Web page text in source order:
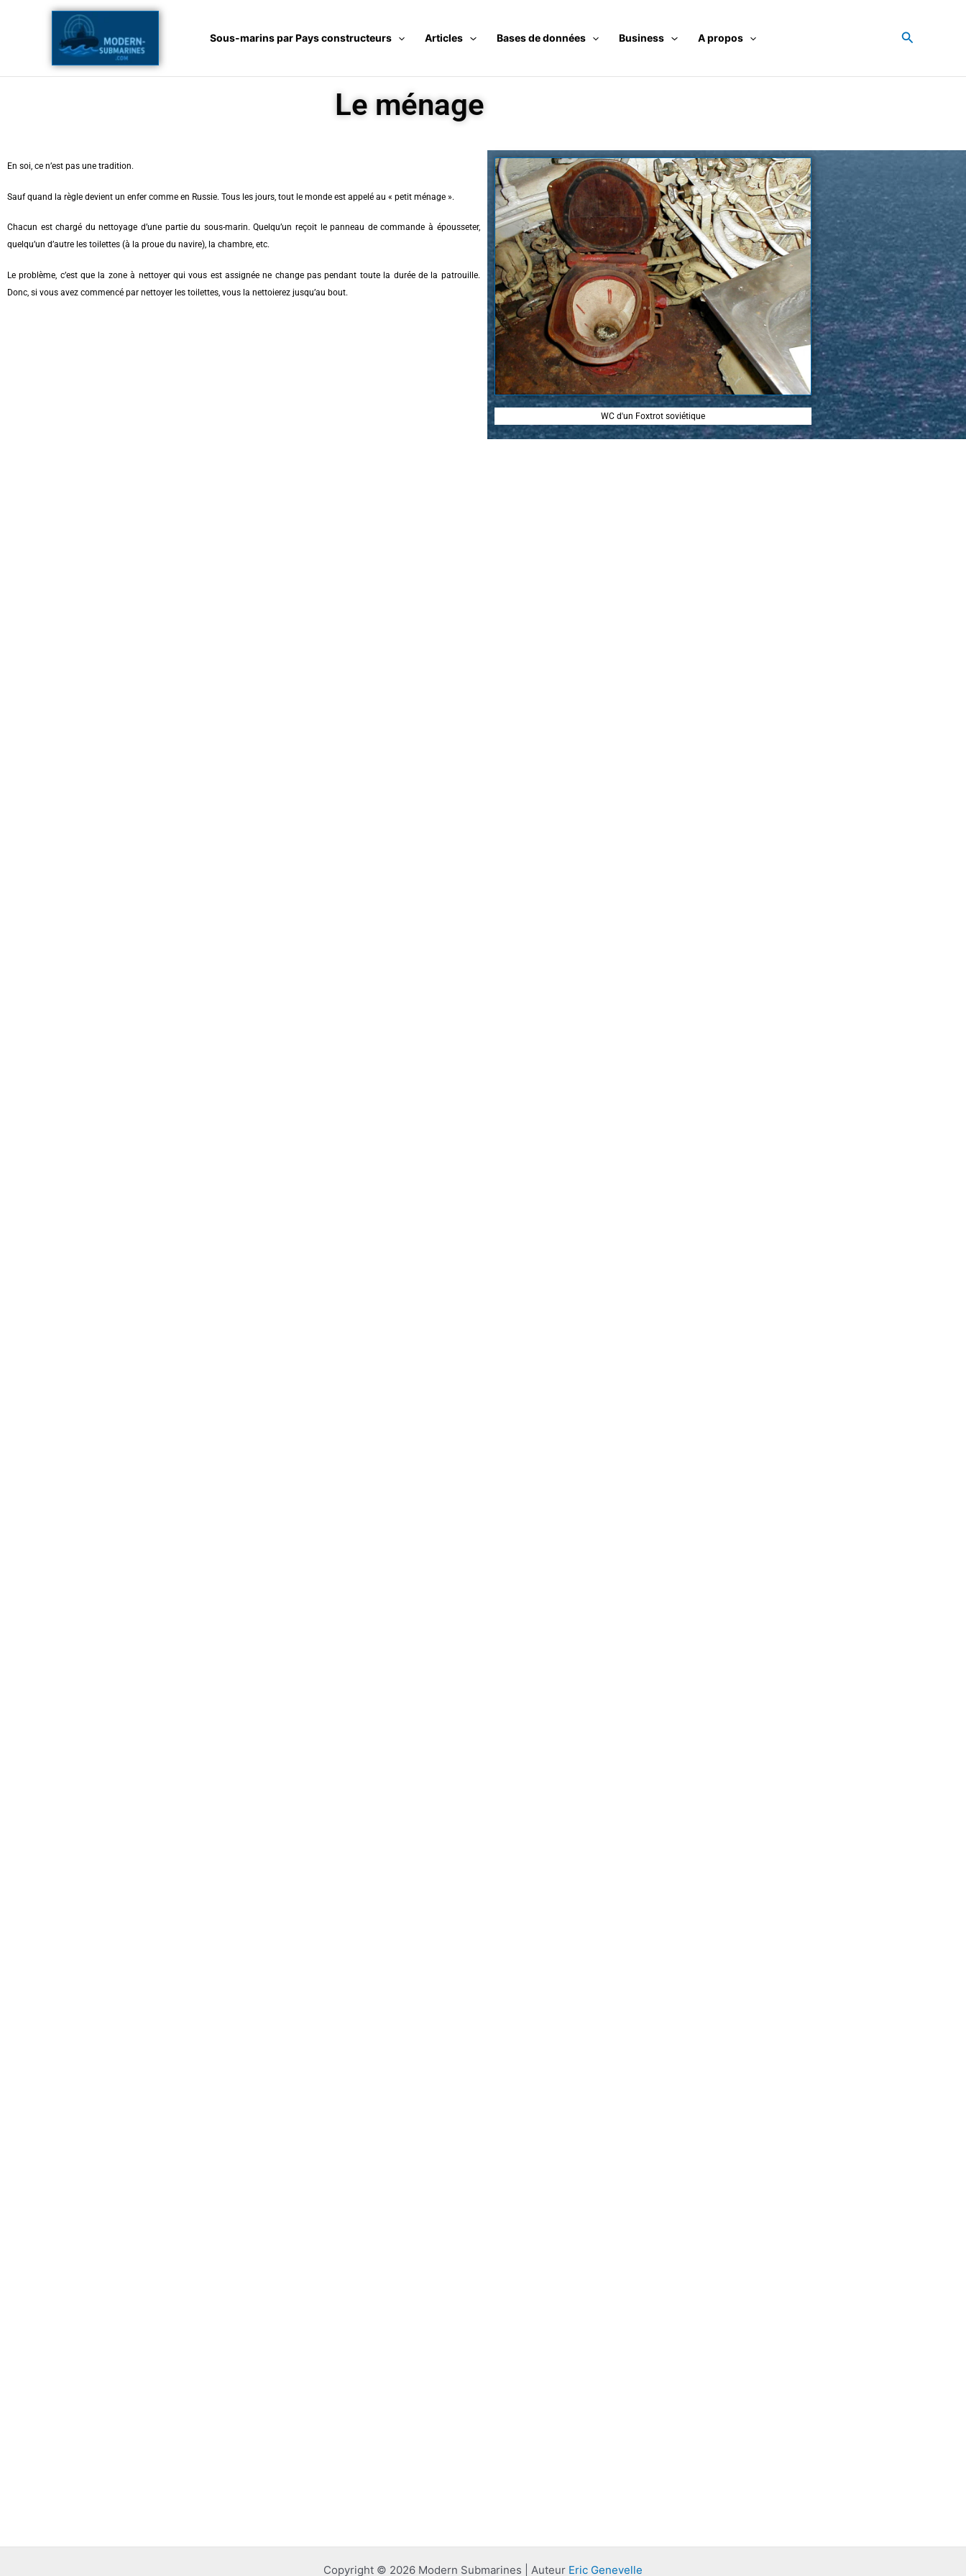
Sous-marins par Pays constructeurs Articles Bases de données Business A propos
Le ménage
En soi, ce n’est pas une tradition.
Sauf quand la règle devient un enfer comme en Russie. Tous les jours, tout le monde est appelé au « petit ménage ».
Chacun est chargé du nettoyage d’une partie du sous-marin. Quelqu’un reçoit le panneau de commande à épousseter,
quelqu’un d’autre les toilettes (à la proue du navire), la chambre, etc.
Le problème, c’est que la zone à nettoyer qui vous est assignée ne change pas pendant toute la durée de la patrouille.
Donc, si vous avez commencé par nettoyer les toilettes, vous la nettoierez jusqu’au bout.
WC d'un Foxtrot soviétique
Copyright © 2026 Modern Submarines | Auteur Eric Genevelle